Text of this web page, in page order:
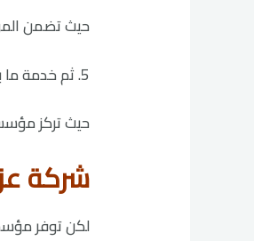
حيث تضمن
5. ثم خدمة ما بعد البيع:
حيث تركز
شركة عزل
لكن توفر